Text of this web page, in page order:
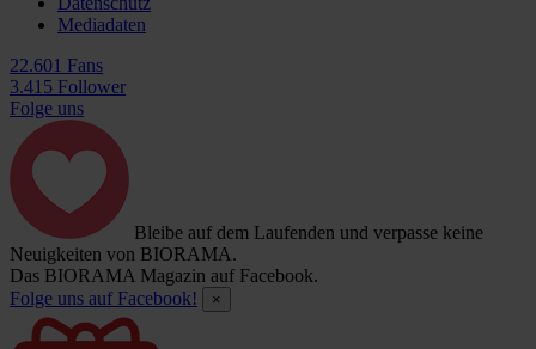
Mediadaten
22.601 Fans
3.415 Follower
Folge uns
Bleibe auf dem Laufenden und verpasse keine
Neuigkeiten von BIORAMA.
Das BIORAMA Magazin auf Facebook.
Folge uns auf Facebook!
×